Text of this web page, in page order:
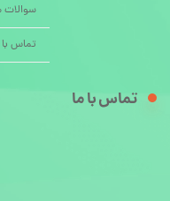
سوالات
تماس با
تماس با ما